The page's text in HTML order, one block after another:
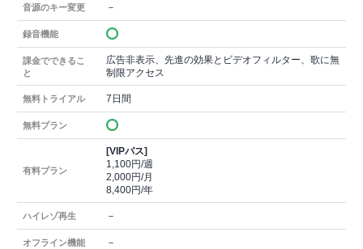
音源のキー変更 －
録音機能
課金でできるこ
と
広告非表示、先進の効果とビデオフィルター、歌に無
制限アクセス
無料トライアル 7日間
無料プラン
有料プラン
[VIPパス]
1,100円/週
2,000円/月
8,400円/年
ハイレゾ再生 －
オフライン機能 －